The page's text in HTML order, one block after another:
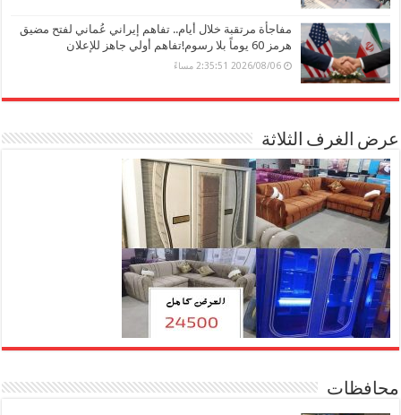
مفاجأة مرتقبة خلال أيام.. تفاهم إيراني عُماني لفتح مضيق
هرمز 60 يوماً بلا رسوم!تفاهم أولي جاهز للإعلان
2026/08/06 2:35:51 مساءً
عرض الغرف الثلاثة
محافظات